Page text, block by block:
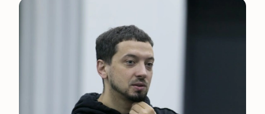
посещение спектакля с учетом пожеланий по
бронирования обратитесь к нашим менеджерам
через контакты на сайте.